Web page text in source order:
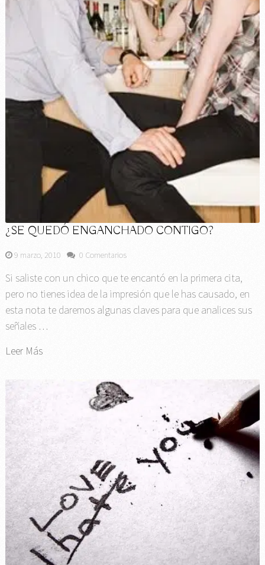
¿SE QUEDÓ ENGANCHADO CONTIGO?
9 marzo, 2010 0 Comentarios
Si saliste con un chico que te encantó en la primera cita,
pero no tienes idea de la impresión que le has causado, en
esta nota te daremos algunas claves para que analices sus
señales …
Leer Más